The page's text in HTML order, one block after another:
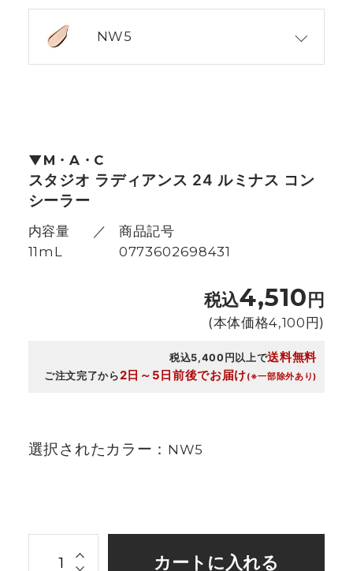
NW5
M・A・C
スタジオ ラディアンス 24 ルミナス コン
シーラー
内容量
11mL
商品記号
0773602698431
税込4,510円
(本体価格4,100円)
税込5,400円以上で送料無料
ご注文完了から2日～5日前後でお届け(※一部除外あり)
選択されたカラー： NW5